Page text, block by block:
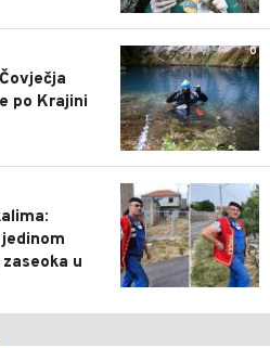
0
po Krajini
0
u